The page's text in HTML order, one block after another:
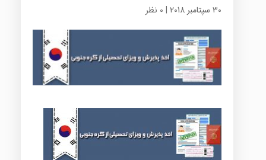
30 سپتامبر 2018 | 0 نظر